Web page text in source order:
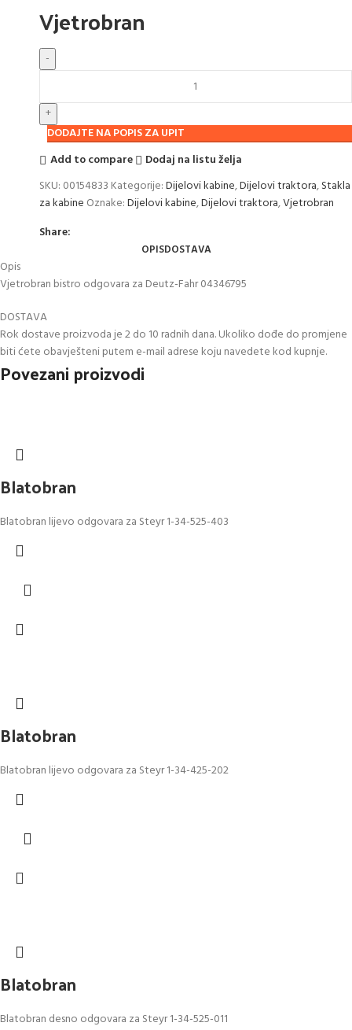
Vjetrobran
DODAJTE NA POPIS ZA UPIT
Add to compare
Dodaj na listu želja
SKU: 00154833 Kategorije:Dijelovi kabine,Dijelovi traktora,Stakla
za kabine Oznake:Dijelovi kabine,Dijelovi traktora,Vjetrobran
Share:
OPISDOSTAVA
Opis
Vjetrobran bistro odgovara za Deutz-Fahr 04346795
DOSTAVA
Rok dostave proizvoda je 2 do 10 radnih dana. Ukoliko dođe do promjene
biti ćete obavješteni putem e-mail adrese koju navedete kod kupnje.
Povezani proizvodi
Blatobran
Blatobran lijevo odgovara za Steyr 1-34-525-403
Blatobran
Blatobran lijevo odgovara za Steyr 1-34-425-202
Blatobran
Blatobran desno odgovara za Steyr 1-34-525-011